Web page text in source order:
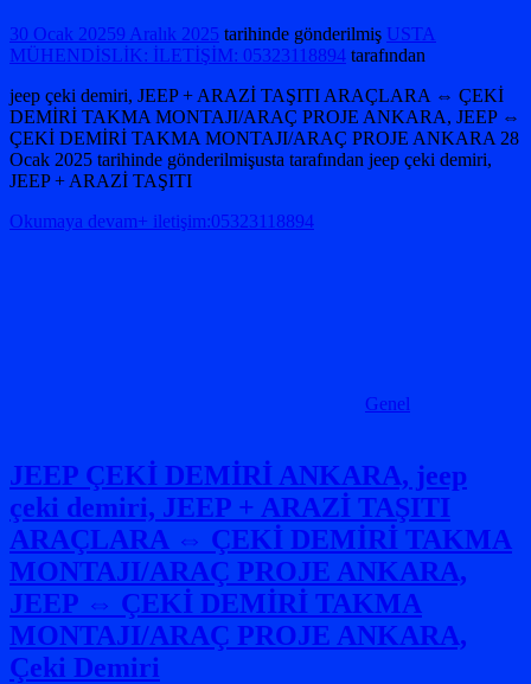
30 Ocak 20259 Aralık 2025 tarihinde gönderilmiş USTA
MÜHENDİSLİK: İLETİŞİM: 05323118894 tarafından
jeep çeki demiri, JEEP + ARAZİ TAŞITI ARAÇLARA ⇔ ÇEKİ
DEMİRİ TAKMA MONTAJI/ARAÇ PROJE ANKARA, JEEP ⇔
ÇEKİ DEMİRİ TAKMA MONTAJI/ARAÇ PROJE ANKARA 28
Ocak 2025 tarihinde gönderilmişusta tarafından jeep çeki demiri,
JEEP + ARAZİ TAŞITI
Okumaya devam+ iletişim:05323118894
Genel
JEEP ÇEKİ DEMİRİ ANKARA, jeep
çeki demiri, JEEP + ARAZİ TAŞITI
ARAÇLARA ⇔ ÇEKİ DEMİRİ TAKMA
MONTAJI/ARAÇ PROJE ANKARA,
JEEP ⇔ ÇEKİ DEMİRİ TAKMA
MONTAJI/ARAÇ PROJE ANKARA,
Çeki Demiri